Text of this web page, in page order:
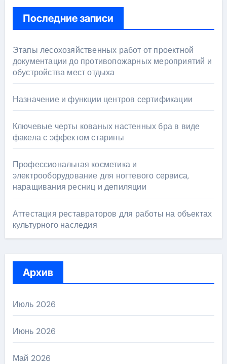
Последние записи
Этапы лесохозяйственных работ от проектной
документации до противопожарных мероприятий и
обустройства мест отдыха
Назначение и функции центров сертификации
Ключевые черты кованых настенных бра в виде
факела с эффектом старины
Профессиональная косметика и
электрооборудование для ногтевого сервиса,
наращивания ресниц и депиляции
Аттестация реставраторов для работы на объектах
культурного наследия
Архив
Июль 2026
Июнь 2026
Май 2026